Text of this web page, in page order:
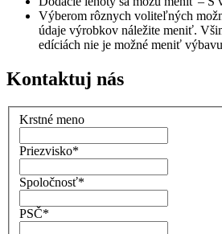
Výberom rôznych voliteľných
údaje výrobkov náležite meniť.
edíciách nie je možné meniť
Kontaktuj nás
Krstné meno
Priezvisko*
Spoločnosť*
PSČ*